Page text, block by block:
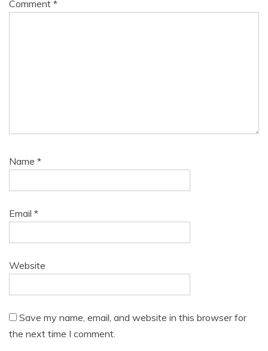
Comment *
Name *
Email *
Website
Save my name, email, and website in this browser for
the next time I comment.